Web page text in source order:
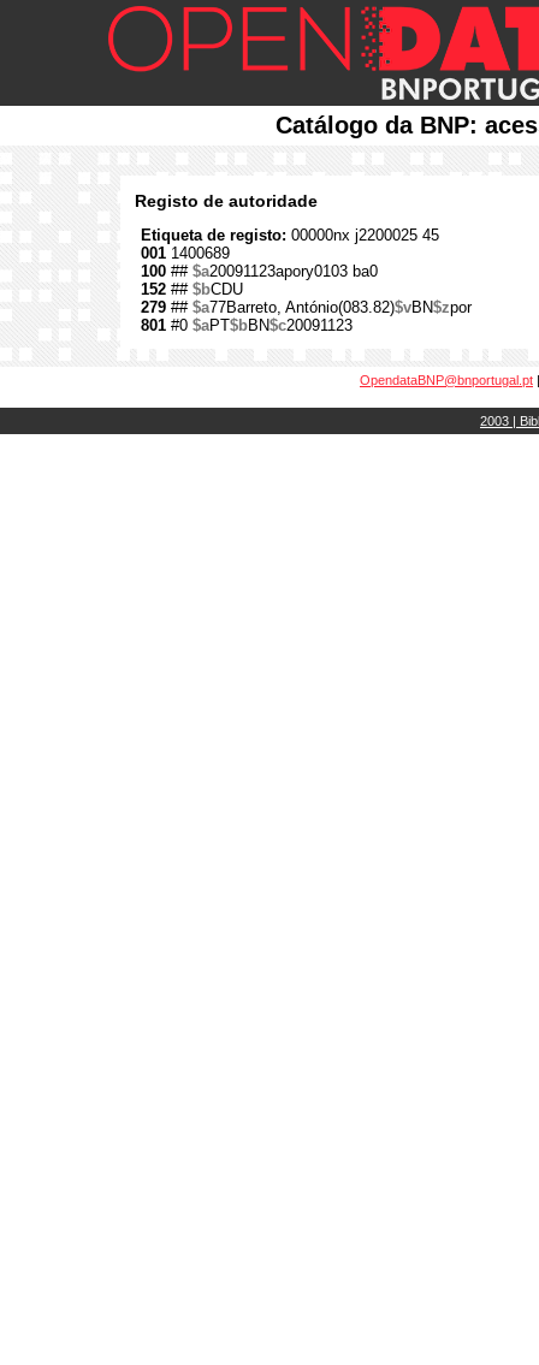
Catálogo da BNP:
Registo de autoridade
Etiqueta de registo: 00000nx j2200025 45
001 1400689
100 ## $a20091123apory0103 ba0
152 ## $bCDU
279 ## $a77Barreto, António(083.82)$vBN$zpor
801 #0 $aPT$bBN$c20091123
OpendataBNP@bnportugal.pt
2003 |